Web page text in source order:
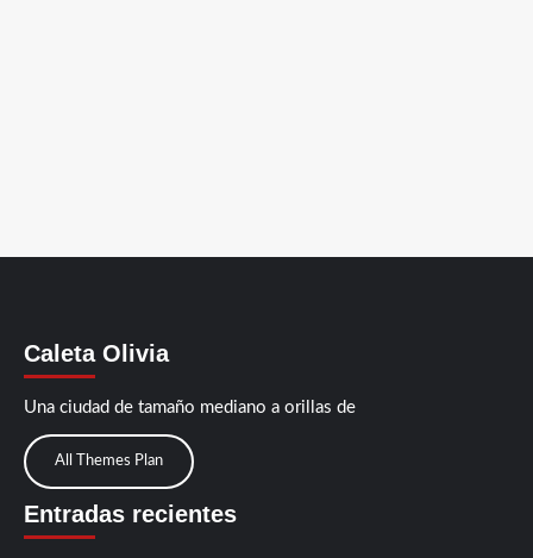
Caleta Olivia
Una ciudad de tamaño mediano a orillas de
All Themes Plan
Entradas recientes